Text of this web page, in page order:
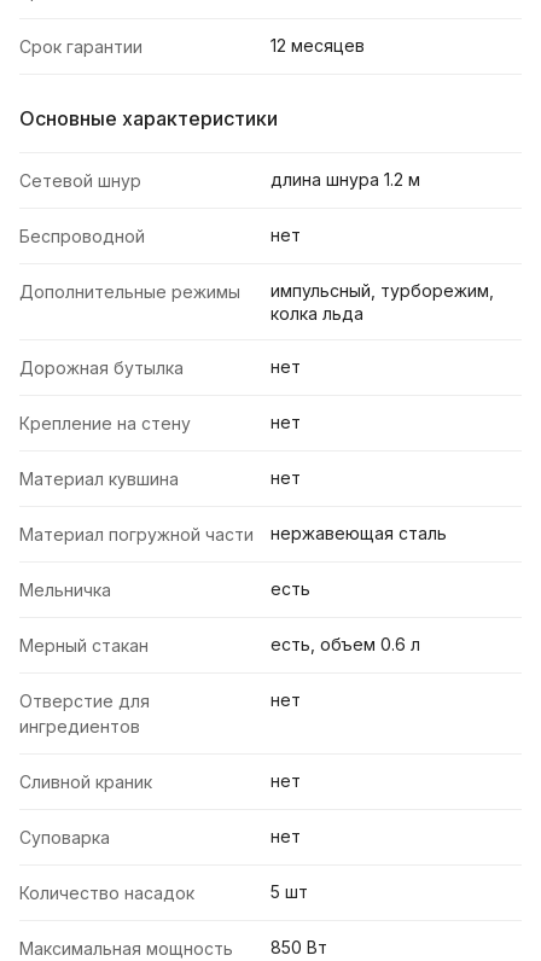
Срок гарантии 12 месяцев
Основные характеристики
Cетевой шнур длина шнура 1.2 м
Беспроводной нет
Дополнительные режимы
импульсный, турборежим,
колка льда
Дорожная бутылка нет
Крепление на стену нет
Материал кувшина нет
Материал погружной части нержавеющая сталь
Мельничка есть
Мерный стакан есть, объем 0.6 л
Отверстие для
ингредиентов
нет
Сливной краник нет
Суповарка нет
Количество насадок 5 шт
Максимальная мощность 850 Вт